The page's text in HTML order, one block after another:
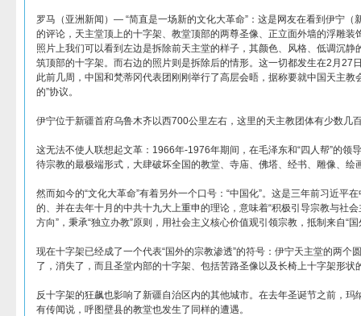
罗马（亚洲新闻）— “简直是一场新的文化大革命”：这是网友在看到伊宁（
的评论，天主堂顶上的十字架、教堂顶部的两尊圣像、正立面外墙的浮雕装
照片上我们可以看到左边是拆除前天主堂的样子，其颜色、风格、低调沉静
筑顶部的十字架。而右边的照片则是拆除后的情形。这一切都发生在2月27
此前几周，中国和梵蒂冈代表团刚刚举行了高层会晤，据称要就中国天主教
的”协议。
伊宁位于新疆首府乌鲁木齐以西700公里左右，这里的天主教团体有少数几
这无法不使人联想起文革：1966年-1976年期间，在毛泽东和“四人帮”的领
待宗教的最极端形式，大肆破坏全国的教堂、寺庙、佛塔、经书、雕像、绘
然而如今的“文化大革命”有着另外一个口号：“中国化”。这是三年前习近平
的、并在去年十月的中共十九大上重申的理论，意味着“积极引导宗教与社
方向”，秉承“独立办教”原则，用社会主义核心价值观引领宗教，抵制来自“
现在十字架已经成了一个代表“国外的宗教渗透”的符号：伊宁天主堂的两个
了，消失了，而且圣堂内部的十字架、包括苦路圣像以及长椅上十字架形状
反十字架的狂飙也影响了新疆自治区内的其他城市。在去年圣诞节之前，玛
有传闻说，呼图壁县的教堂也发生了同样的遭遇。